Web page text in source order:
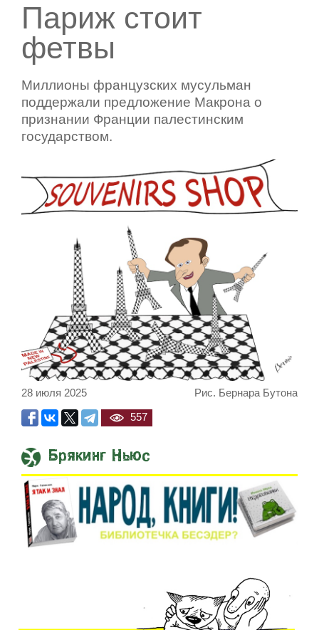
Париж стоит
фетвы
Миллионы французских мусульман
поддержали предложение Макрона o
признании Франции палестинским
государством.
Рис. Бернара Бутона
28 июля 2025
557
Брякинг Ньюс
Встреча Нетаниягу и Трампа